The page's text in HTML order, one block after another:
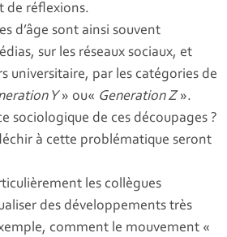
de réflexions.
d’âge sont ainsi souvent
sur les réseaux sociaux, et
universitaire, par les catégories de
Y» ou« Generation Z».
sociologique de ces découpages ?
à cette problématique seront
les collègues
des développements très
comment le mouvement «